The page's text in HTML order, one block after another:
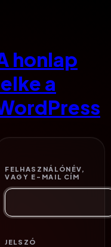
honlap
a
FELHASZNÁLÓNÉV,
VAGY E-MAIL CÍM
JELSZÓ